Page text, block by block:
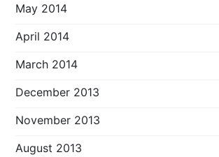
May 2014
April 2014
March 2014
December 2013
November 2013
August 2013